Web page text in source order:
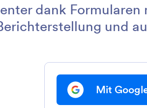
dank
und
Mit